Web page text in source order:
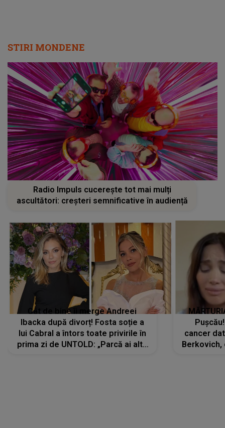
STIRI MONDENE
Radio Impuls cucerește tot mai mulți
ascultători: creșteri semnificative în audiență
Cât de bine îi merge Andreei
Ibacka după divorț! Fosta soție a
lui Cabral a întors toate privirile în
prima zi de UNTOLD: „Parcă ai altă
cancer